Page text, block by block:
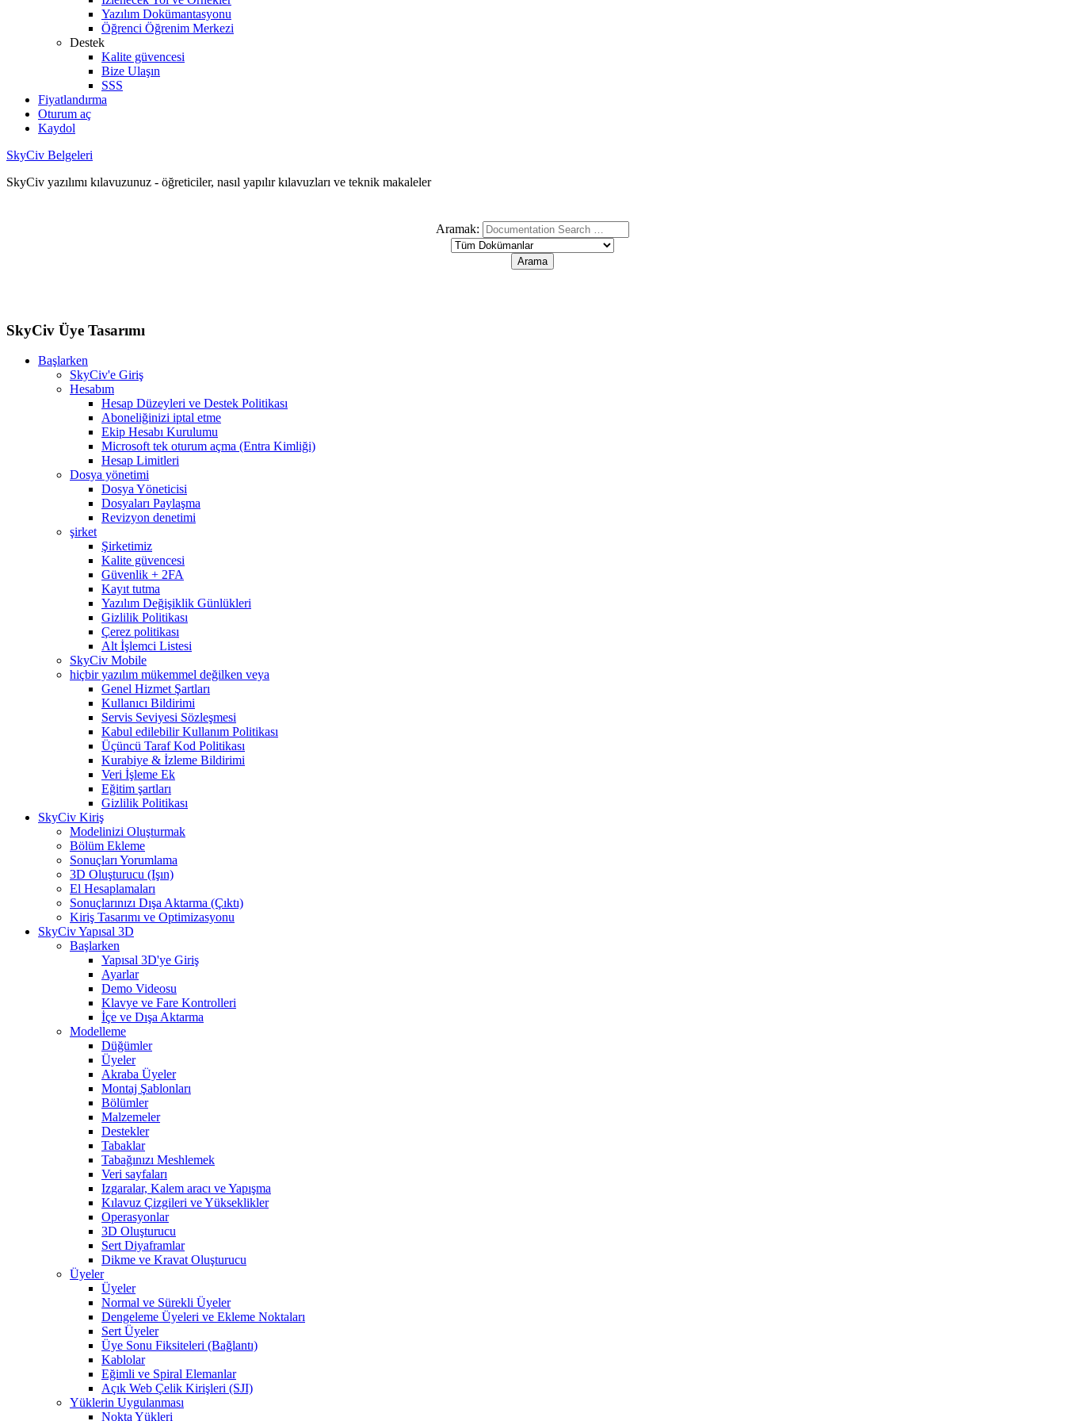
Yazılım Dokümantasyonu
Öğrenci Öğrenim Merkezi
Destek
Kalite güvencesi
Bize Ulaşın
SSS
Fiyatlandırma
Oturum aç
Kaydol
SkyCiv Belgeleri
SkyCiv yazılımı kılavuzunuz - öğreticiler, nasıl yapılır kılavuzları ve teknik makaleler
Aramak:
SkyCiv Üye Tasarımı
Başlarken
SkyCiv'e Giriş
Hesabım
Hesap Düzeyleri ve Destek Politikası
Aboneliğinizi iptal etme
Ekip Hesabı Kurulumu
Microsoft tek oturum açma (Entra Kimliği)
Hesap Limitleri
Dosya yönetimi
Dosya Yöneticisi
Dosyaları Paylaşma
Revizyon denetimi
şirket
Şirketimiz
Kalite güvencesi
Güvenlik + 2FA
Kayıt tutma
Yazılım Değişiklik Günlükleri
Gizlilik Politikası
Çerez politikası
Alt İşlemci Listesi
SkyCiv Mobile
hiçbir yazılım mükemmel değilken veya
Genel Hizmet Şartları
Kullanıcı Bildirimi
Servis Seviyesi Sözleşmesi
Kabul edilebilir Kullanım Politikası
Üçüncü Taraf Kod Politikası
Kurabiye & İzleme Bildirimi
Veri İşleme Ek
Eğitim şartları
Gizlilik Politikası
SkyCiv Kiriş
Modelinizi Oluşturmak
Bölüm Ekleme
Sonuçları Yorumlama
3D Oluşturucu (Işın)
El Hesaplamaları
Sonuçlarınızı Dışa Aktarma (Çıktı)
Kiriş Tasarımı ve Optimizasyonu
SkyCiv Yapısal 3D
Başlarken
Yapısal 3D'ye Giriş
Ayarlar
Demo Videosu
Klavye ve Fare Kontrolleri
İçe ve Dışa Aktarma
Modelleme
Düğümler
Üyeler
Akraba Üyeler
Montaj Şablonları
Bölümler
Malzemeler
Destekler
Tabaklar
Tabağınızı Meshlemek
Veri sayfaları
Izgaralar, Kalem aracı ve Yapışma
Kılavuz Çizgileri ve Yükseklikler
Operasyonlar
3D Oluşturucu
Sert Diyaframlar
Dikme ve Kravat Oluşturucu
Üyeler
Üyeler
Normal ve Sürekli Üyeler
Dengeleme Üyeleri ve Ekleme Noktaları
Sert Üyeler
Üye Sonu Fiksiteleri (Bağlantı)
Kablolar
Eğimli ve Spiral Elemanlar
Açık Web Çelik Kirişleri (SJI)
Yüklerin Uygulanması
Nokta Yükleri